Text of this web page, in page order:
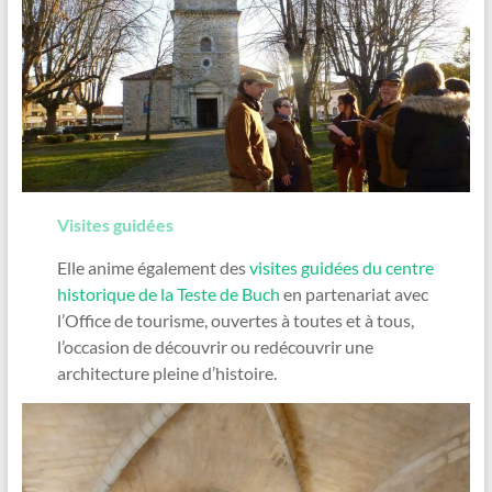
Visites guidées
Elle anime également desvisites guidées du centre
historique de la Teste de Buch en partenariat avec
l’Office de tourisme, ouvertes à toutes et à tous,
l’occasion de découvrir ou redécouvrir une
architecture pleine d’histoire.